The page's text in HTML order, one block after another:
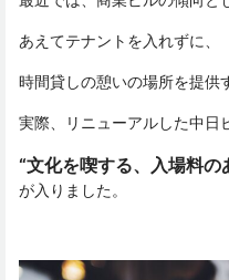
あえてテナントを入れずに、
時間貸しの憩いの場所を提供
実際、リニューアルした中日
“文化を喫する、入場料の
が入りました。